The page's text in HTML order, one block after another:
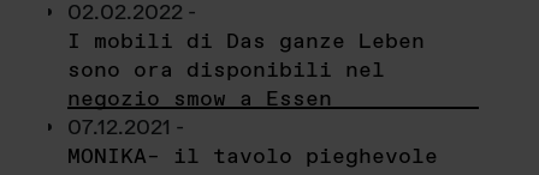
02.02.2022 -
I mobili di Das ganze Leben
sono ora disponibili nel
negozio smow a Essen
07.12.2021 -
MONIKA– il tavolo pieghevole